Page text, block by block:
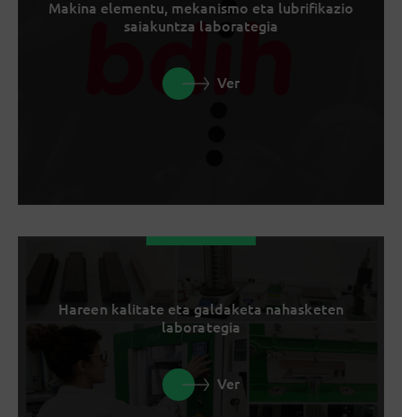
Makina elementu, mekanismo eta lubrifikazio
saiakuntza laborategia
Ver
Hareen kalitate eta galdaketa nahasketen
laborategia
Ver